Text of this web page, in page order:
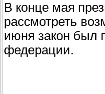
В конце мая
рассмотреть
июня закон был
федерации.